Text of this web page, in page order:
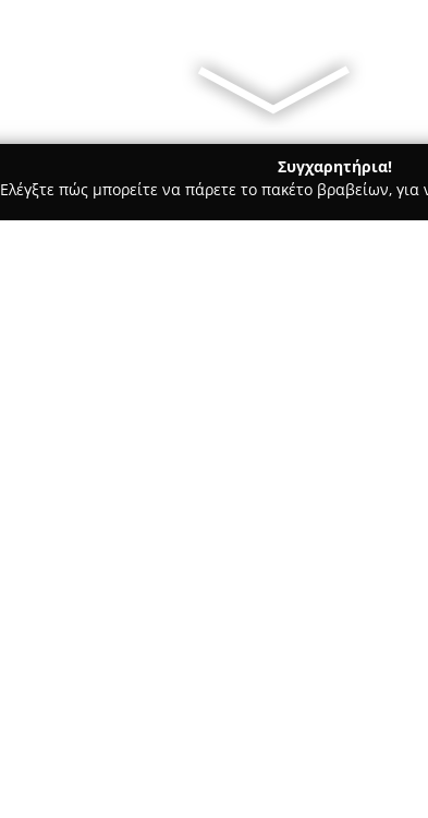
Συγχαρητήρια!
Ελέγξτε πώς μπορείτε να πάρετε το πακέτο βραβείων,